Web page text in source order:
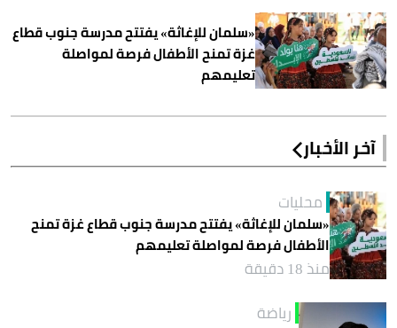
«سلمان للإغاثة» يفتتح مدرسة جنوب قطاع
غزة تمنح الأطفال فرصة لمواصلة
تعليمهم
آخر الأخبار
محليات
«سلمان للإغاثة» يفتتح مدرسة جنوب قطاع غزة تمنح
الأطفال فرصة لمواصلة تعليمهم
منذ 18 دقيقة
رياضة